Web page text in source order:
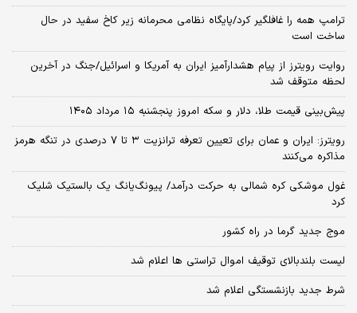
ترامپ همه را غافلگیر کرد/پایگاه نظامی محرمانه زیر کاخ سفید در حال
ساخت است
روایت رویترز از پیام هشدارآمیز ایران به آمریکا و اسرائیل/جنگ در آخرین
لحظه متوقف شد
پیش‌بینی قیمت طلا، دلار و سکه امروز پنجشنبه ۱۵ مرداد ۱۴۰۵
رویترز: ایران و عمان برای تعیین تعرفه ترانزیت ۳ تا ۷ درصدی در تنگه هرمز
مذاکره می‌کنند
غول موشکی کره شمالی به حرکت درآمد/ پیونگ‌یانگ یک بالستیک شلیک
کرد
موج جدید گرما در راه کشور
لیست بلندبالای توقیف اموال تراستی ها اعلام شد
شرط جدید بازنشستگی اعلام شد